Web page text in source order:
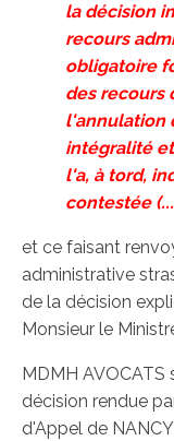
la décision
recours
obligatoire
des recours
l'annulation
intégralité
l'a, à tord,
contestée
et ce faisant
administrative
de la décision
Monsieur le
MDMH
décision rendue
d'Appel de